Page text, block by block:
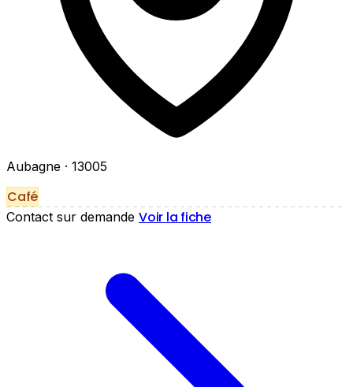
Aubagne · 13005
Café
Contact sur demande Voir la fiche